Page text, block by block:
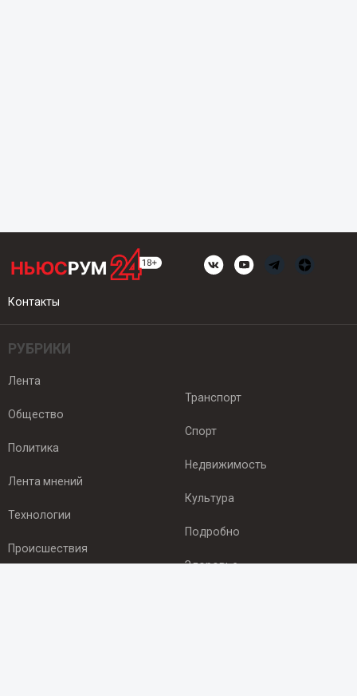
Контакты
РУБРИКИ
Лента
Общество
Политика
Лента мнений
Технологии
Происшествия
Транспорт
Спорт
Недвижимость
Культура
Подробно
Здоровье